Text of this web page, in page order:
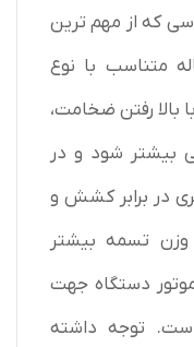
که از مهم ترین
متناسب با نوع
رفتن ضخامت،
بیشتر شود و در
در برابر کشش و
تسمه بیشتر
دستگاه جهت
توجه داشته